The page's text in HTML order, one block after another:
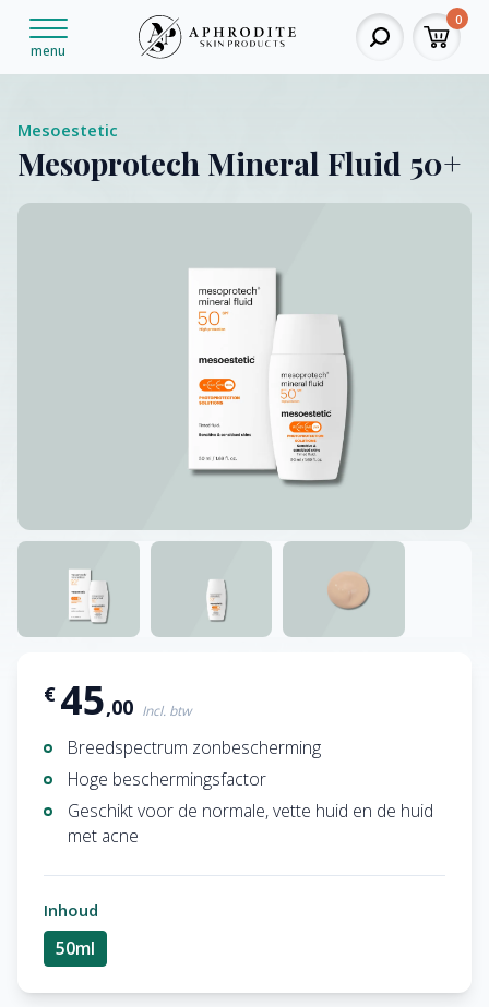
menu
0
Mesoestetic
Mesoprotech Mineral Fluid 50+
€ 45,00 Incl. btw
Breedspectrum zonbescherming
Hoge beschermingsfactor
Geschikt voor de normale, vette huid en de huid
met acne
Inhoud
50ml